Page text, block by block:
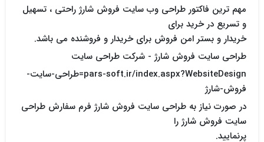
مهم ترین فاکتور طراحی وب سایت فروش شارژ راحتی ، تسهیل
و تسریع در خرید برای
خریدار و بستر امن فروش برای خریدار و فروشنده می باشد.
طراحی سایت فروش شارژ - شرکت طراحی سایت
pars-soft.ir/index.aspx?WebsiteDesign=طراحی-سایت-
فروش-شارژ
در صورت نیاز به طراحی سایت فروش شارژ فرم سفارش طراحی
سایت فروش شارژ را
پرنمایید.